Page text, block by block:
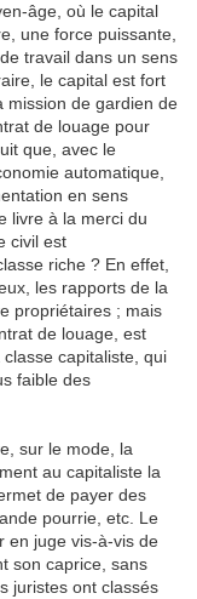
âge, où le capital
une force puissante,
travail dans un sens
le capital est fort
mission de gardien de
de louage pour
que, avec le
automatique,
en sens
livre à la merci du
civil est
riche ? En effet,
les rapports de la
propriétaires ; mais
de louage, est
capitaliste, qui
faible des
sur le mode, la
au capitaliste la
de payer des
pourrie, etc. Le
en juge vis-à-vis de
son caprice, sans
juristes ont classés